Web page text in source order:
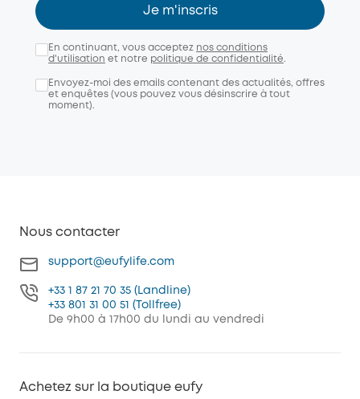
Je m'inscris
En continuant, vous acceptez nos conditions
d'utilisation et notre politique de confidentialité.
Envoyez-moi des emails contenant des actualités, offres
et enquêtes (vous pouvez vous désinscrire à tout
moment).
Nous contacter
support@eufylife.com
+33 1 87 21 70 35 (Landline)
+33 801 31 00 51 (Tollfree)
De 9h00 à 17h00 du lundi au vendredi
Achetez sur la boutique eufy